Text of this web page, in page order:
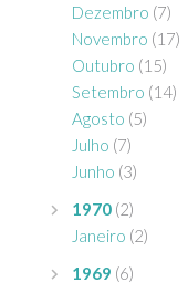
Dezembro (7)
Novembro (17)
Outubro (15)
Setembro (14)
Agosto (5)
Julho (7)
Junho (3)
1970 (2)
Janeiro (2)
1969 (6)